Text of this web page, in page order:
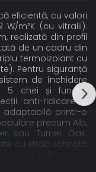
eficientă, cu valori
W/m²K (cu vitralii).
realizată din profil
de un cadru din
termoizolant cu
Pentru siguranță
de închidere
5 chei și funcție
anti-ridicare și
adaptabilă printr-o
precum Alb,
sau Turner Oak.
cu sticlă satinată
din aluminiu cu